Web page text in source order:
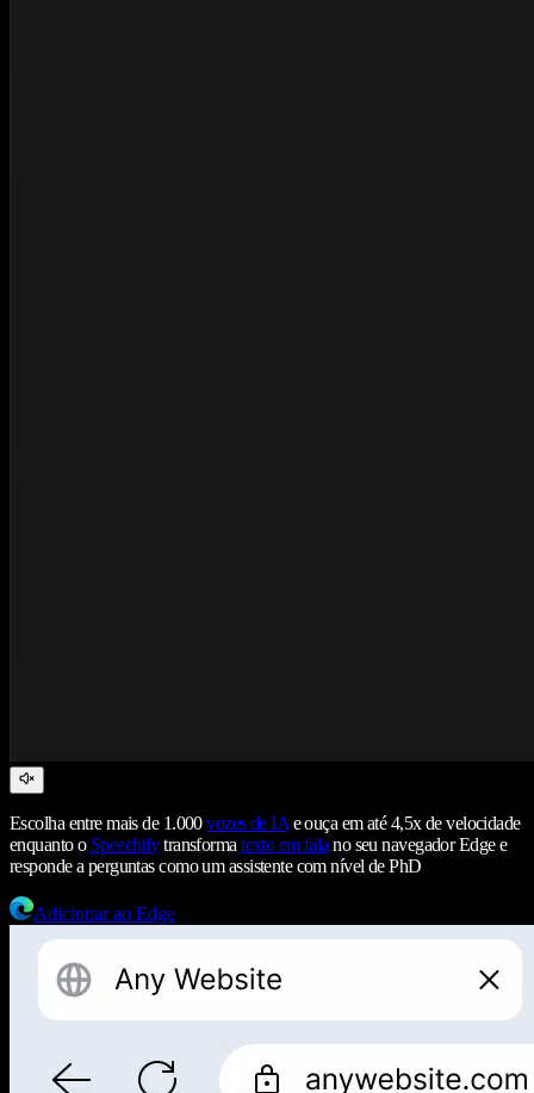
Escolha entre mais de 1.000vozes de IA e ouça em até 4,5x de velocidade
enquanto o Speechifytransformatexto em fala no seu navegador Edge e
responde a perguntas como um assistente com nível de PhD
Adicionar ao Edge